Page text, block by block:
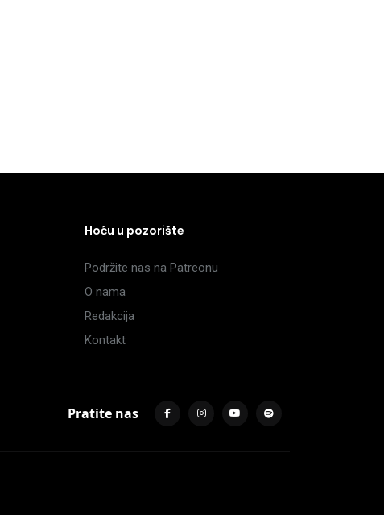
Hoću u pozorište
Podržite nas na Patreonu
O nama
Redakcija
Kontakt
Pratite nas